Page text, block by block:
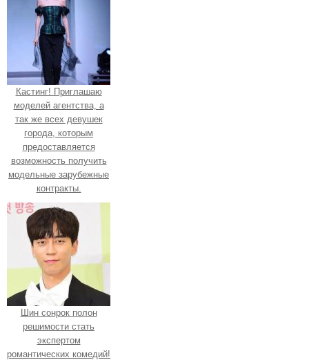
Кастинг! Приглашаю
моделей агентства, а
так же всех девушек
города, которым
предоставляется
возможность получить
модельные зарубежные
контракты.
Шин сонрок полон
решимости стать
экспертом
романтических комедий!